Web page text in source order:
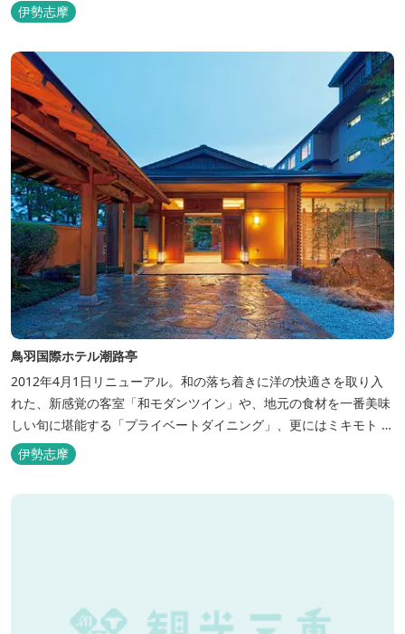
るホテルです。 【2024年3月25日リニューアル】 クラブラウンジ
アクセス付の新客室「オーシャンビュースイート・クラブ」が誕
生！ エントランスやフロント、ザ・ロビーラウンジ、パールオーシ
ャンテラ...
伊勢志摩
鳥羽国際ホテル潮路亭
2012年4月1日リニューアル。和の落ち着きに洋の快適さを取り入
れた、新感覚の客室「和モダンツイン」や、地元の食材を一番美味
しい旬に堪能する「プライベートダイニング」、更にはミキモト コ
スメティックスとの提携により実現した、日本初の「パールオーロ
ラ風呂」が誕生。
伊勢志摩